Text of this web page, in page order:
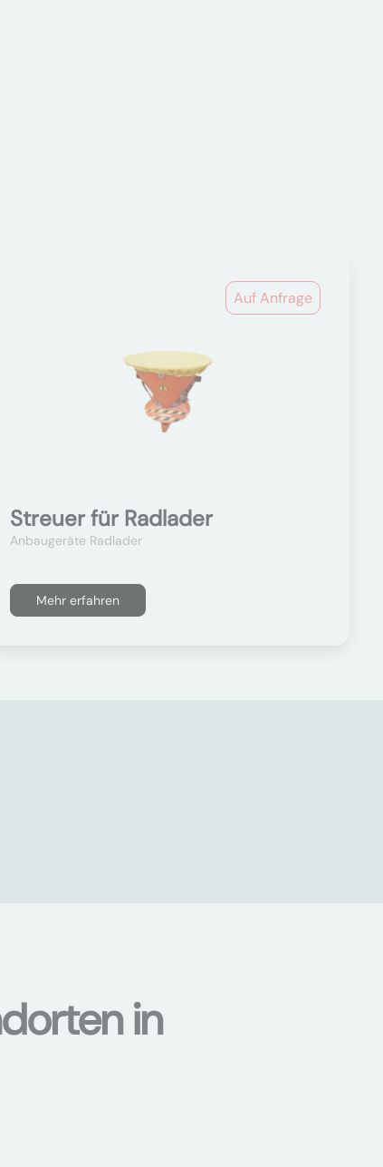
Auf Anfrage
Streuer für Radlader
Anbaugeräte Radlader
Mehr erfahren
in